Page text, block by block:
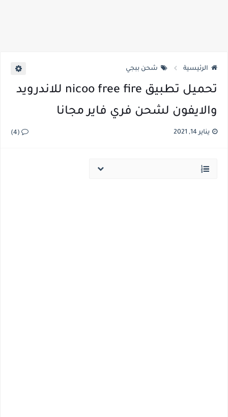
الرئيسية شحن ببجي
تحميل تطبيق nicoo free fire للاندرويد
والايفون لشحن فري فاير مجانا
يناير 14, 2021 (4)